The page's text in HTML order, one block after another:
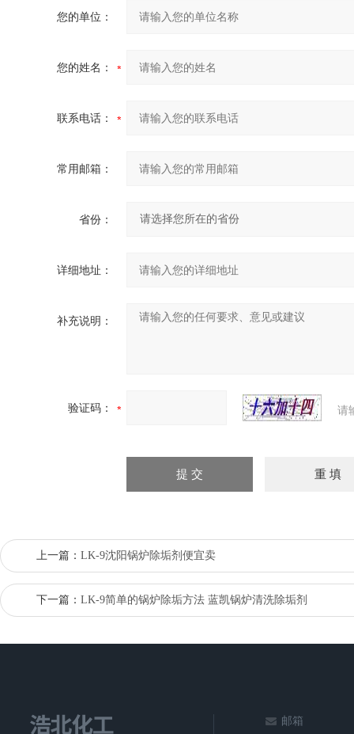
您的单位：
您的姓名：
联系电话：
常用邮箱：
省份：
详细地址：
补充说明：
验证码： 请
上一篇： LK-9沈阳锅炉除垢剂便宜卖
下一篇： LK-9简单的锅炉除垢方法 蓝凯锅炉清洗除垢剂
邮箱